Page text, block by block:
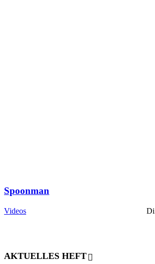
Spoonman
Videos
AKTUELLES HEFT